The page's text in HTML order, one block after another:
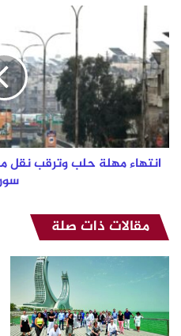
انتهاء
مهلة
حلب
وترقب
نقل
مقاتلي
"قسد"
إلى
شمال
شرق
انتهاء مهلة حلب وترقب
مقالات ذات صلة